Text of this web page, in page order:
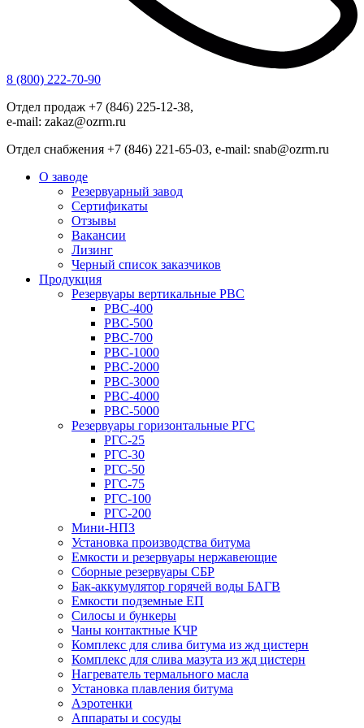
8 (800) 222-70-90
Отдел продаж +7 (846) 225-12-38,
e-mail: zakaz@ozrm.ru
Отдел снабжения +7 (846) 221-65-03, e-mail: snab@ozrm.ru
О заводе
Резервуарный завод
Сертификаты
Отзывы
Вакансии
Лизинг
Черный список заказчиков
Продукция
Резервуары вертикальные РВС
РВС-400
РВС-500
РВС-700
РВС-1000
РВС-2000
РВС-3000
РВС-4000
РВС-5000
Резервуары горизонтальные РГС
РГС-25
РГС-30
РГС-50
РГС-75
РГС-100
РГС-200
Мини-НПЗ
Установка производства битума
Емкости и резервуары нержавеющие
Сборные резервуары СБР
Бак-аккумулятор горячей воды БАГВ
Емкости подземные ЕП
Силосы и бункеры
Чаны контактные КЧР
Комплекс для слива битума из жд цистерн
Комплекс для слива мазута из жд цистерн
Нагреватель термального масла
Установка плавления битума
Аэротенки
Аппараты и сосуды